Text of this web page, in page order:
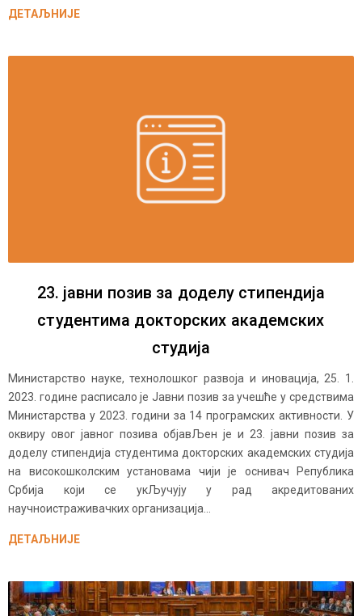
ДЕТАЉНИЈЕ
23. јавни позив за доделу стипендија
студентима докторских академских
студија
Министарство науке, технолошког развоја и иновација, 25. 1.
2023. године расписало је Јавни позив за учешће у средствима
Министарства у 2023. години за 14 програмских активности. У
оквиру овог јавног позива објавЉен је и 23. јавни позив за
доделу стипендија студентима докторских академских студија
на високошколским установама чији је оснивач Република
Србија који се укЉучују у рад акредитованих
научноистраживачких организација...
ДЕТАЉНИЈЕ